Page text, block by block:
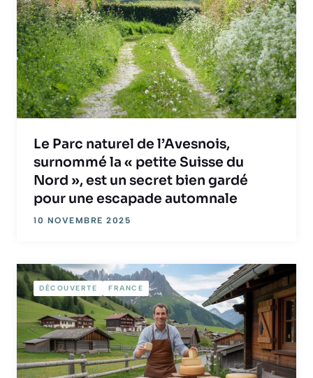
Le Parc naturel de l’Avesnois,
surnommé la « petite Suisse du
Nord », est un secret bien gardé
pour une escapade automnale
10 NOVEMBRE 2025
DÉCOUVERTE FRANCE